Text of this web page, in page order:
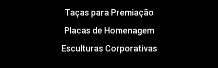
Taças para Premiação
Placas de Homenagem
Esculturas Corporativas